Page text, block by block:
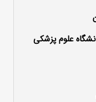
علوم پزشکی